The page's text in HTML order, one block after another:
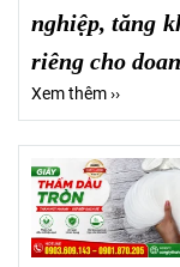
nghiệp, tăng
riêng cho
Xem thêm ››